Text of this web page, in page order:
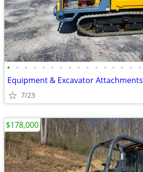
• • • • • • • • • • • • • • • •
Equipment & Excavator Attachments
7/23
$178,000